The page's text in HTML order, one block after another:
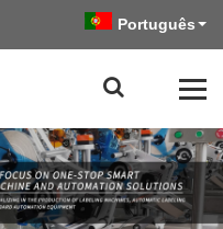
Português